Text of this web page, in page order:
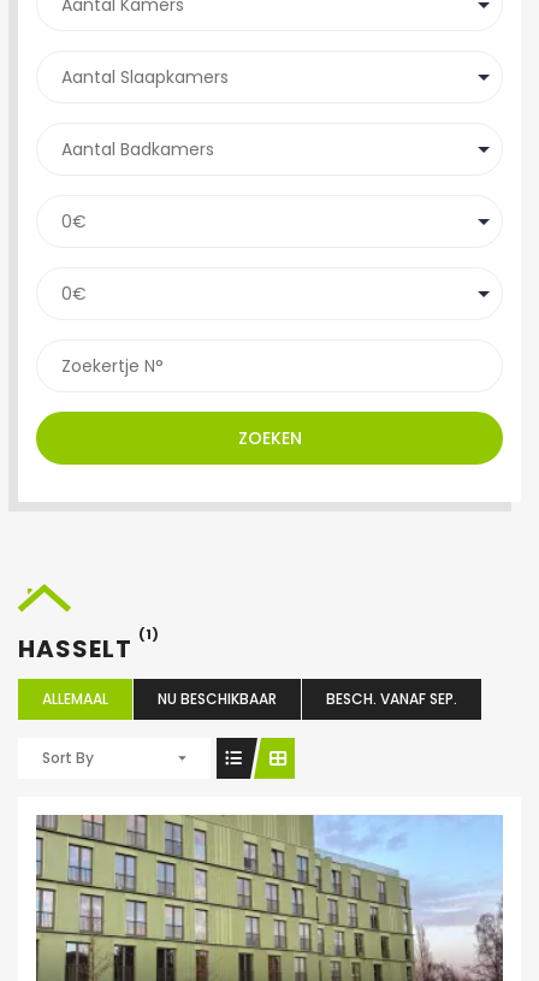
ZOEKEN
HASSELT (1)
ALLEMAAL NU BESCHIKBAAR BESCH. VANAF SEP.
Sort By